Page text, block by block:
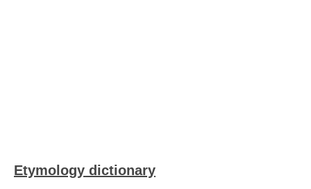
Etymology dictionary